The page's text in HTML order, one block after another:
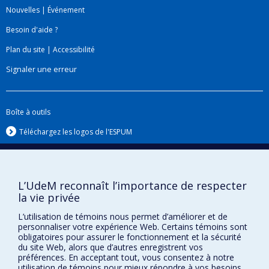
des interventions en santé, stratégies et actions
Il s’intéresse également à la traduction des
stratégies et actions pour la protection et la
promotion de la santé publique en Afrique.
Nouvelles | Événement
Besoin d'aide ?
Plan du site | Accessibilité
Signaler une erreur
Boîte à outils
Téléchargez les logos de l'ESPUM
Confidentialité
L’UdeM reconnaît l’importance de respecter
la vie privée
L’utilisation de témoins nous permet d’améliorer et de
personnaliser votre expérience Web. Certains témoins sont
obligatoires pour assurer le fonctionnement et la sécurité
du site Web, alors que d’autres enregistrent vos
préférences. En acceptant tout, vous consentez à notre